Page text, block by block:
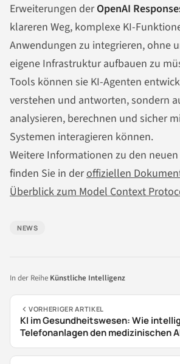
Erweiterungen derOpenAI
klareren Weg, komplexe KI-
Anwendungen zu integrieren, ohne
eigene Infrastruktur aufbauen zu
Tools können sie KI-Agenten
verstehen und antworten, sondern
analysieren, berechnen und sicher
Systemen interagieren können.
Weitere Informationen zu den
finden Sie in deroffiziellen
Überblick zum Model Context
NEWS
In der Reihe Künstliche Intelligenz
VORHERIGER ARTIKEL
KI im Gesundheitswesen: Wie
Telefonanlagen den medizinischen